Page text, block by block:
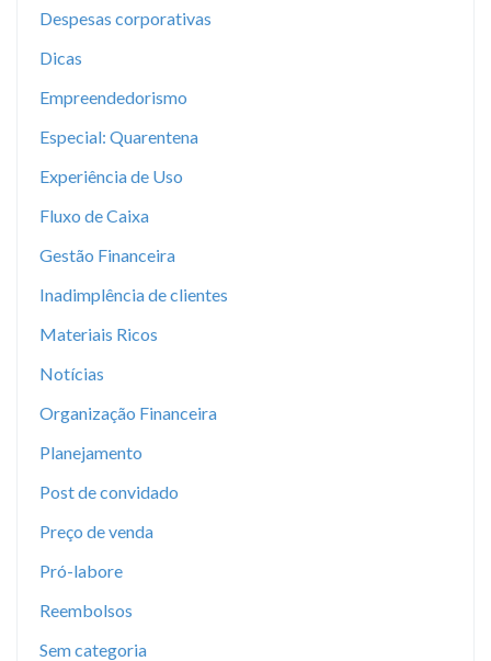
Despesas corporativas
Dicas
Empreendedorismo
Especial: Quarentena
Experiência de Uso
Fluxo de Caixa
Gestão Financeira
Inadimplência de clientes
Materiais Ricos
Notícias
Organização Financeira
Planejamento
Post de convidado
Preço de venda
Pró-labore
Reembolsos
Sem categoria